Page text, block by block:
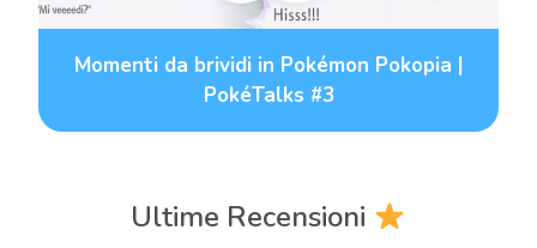
Momenti da brividi in Pokémon Pokopia |
PokéTalks #3
Ultime Recensioni